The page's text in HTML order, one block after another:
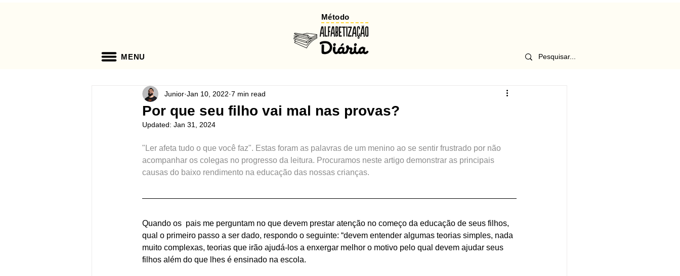
MENU
Método
Por que seu filho vai mal nas provas?
Junior Jan 10, 2022 7 min read
Updated: Jan 31, 2024
"Ler afeta tudo o que você faz". Estas foram as palavras de um menino ao se sentir frustrado por não
acompanhar os colegas no progresso da leitura. Procuramos neste artigo demonstrar as principais
causas do baixo rendimento na educação das nossas crianças.
Quando os  pais me perguntam no que devem prestar atenção no começo da educação de seus filhos,
qual o primeiro passo a ser dado, respondo o seguinte: “devem entender algumas teorias simples, nada
muito complexas, teorias que irão ajudá-los a enxergar melhor o motivo pelo qual devem ajudar seus
filhos além do que lhes é ensinado na escola.